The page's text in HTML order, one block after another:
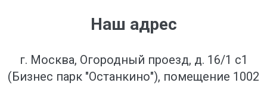
Наш адрес
г. Москва, Огородный проезд, д. 16/1 с1
(Бизнес парк "Останкино"), помещение 1002